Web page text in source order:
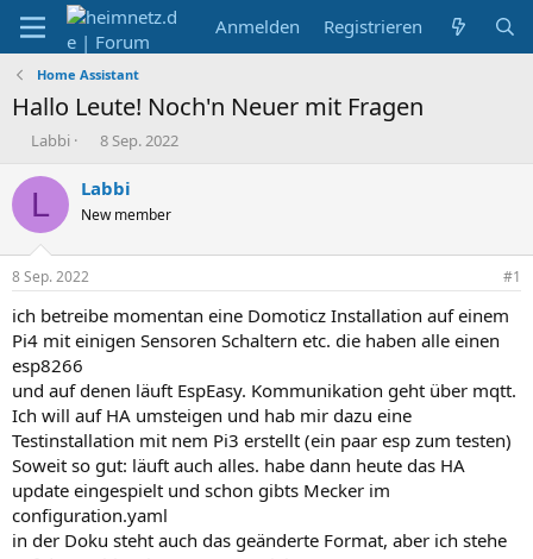
Anmelden Registrieren
Home Assistant
Hallo Leute! Noch'n Neuer mit Fragen
E
s
l
e
r
Labbi
E
s
e
t
a
m
8 Sep. 2022
L Labbi
New member
8 Sep. 2022 #1
ich betreibe momentan eine Domoticz Installation auf einem
Pi4 mit einigen Sensoren Schaltern etc. die haben alle einen
esp8266
und auf denen läuft EspEasy. Kommunikation geht über mqtt.
Ich will auf HA umsteigen und hab mir dazu eine
Testinstallation mit nem Pi3 erstellt (ein paar esp zum testen)
Soweit so gut: läuft auch alles. habe dann heute das HA
update eingespielt und schon gibts Mecker im
configuration.yaml
in der Doku steht auch das geänderte Format, aber ich stehe